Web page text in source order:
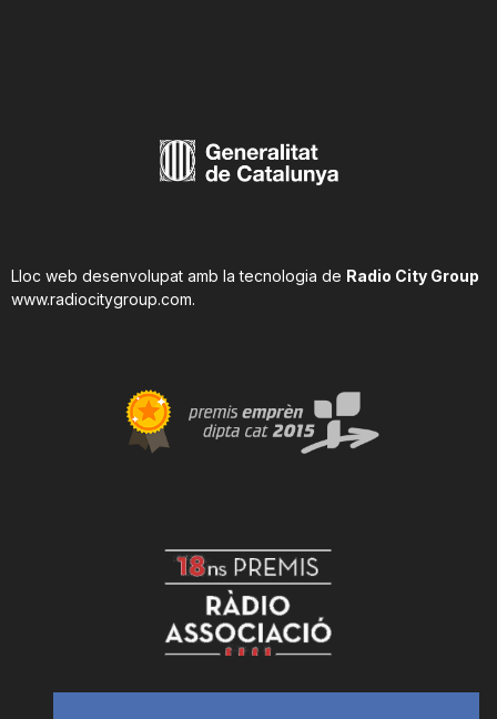
Lloc web desenvolupat amb la tecnologia de Radio City Group
www.radiocitygroup.com.